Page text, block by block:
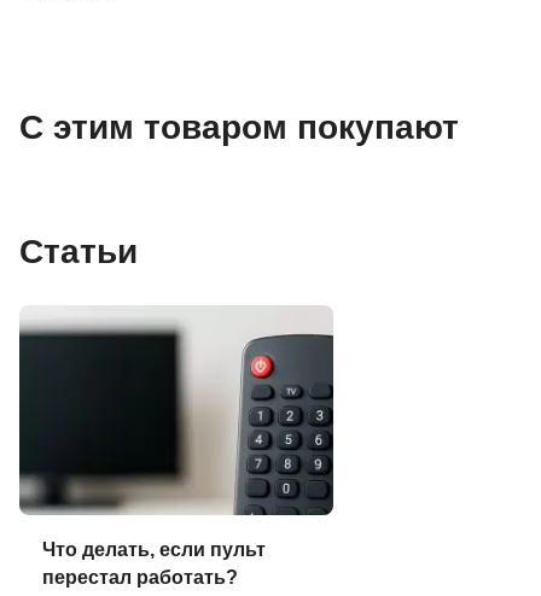
С этим товаром покупают
Статьи
Что делать, если пульт
перестал работать?